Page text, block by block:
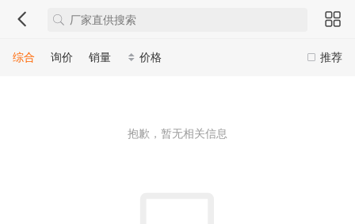
推荐
综合 询价 销量 价格
抱歉，暂无相关信息